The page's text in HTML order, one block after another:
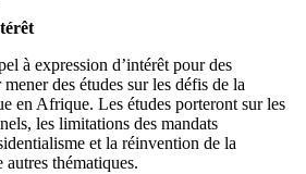
à expression d’intérêt pour des
des études sur les défis de la
en Afrique. Les études porteront sur les
les limitations des mandats
et la réinvention de la
thématiques.